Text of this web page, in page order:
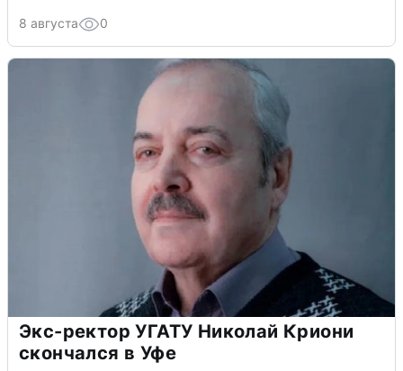
8 августа 0
Экс-ректор УГАТУ Николай Криони
скончался в Уфе